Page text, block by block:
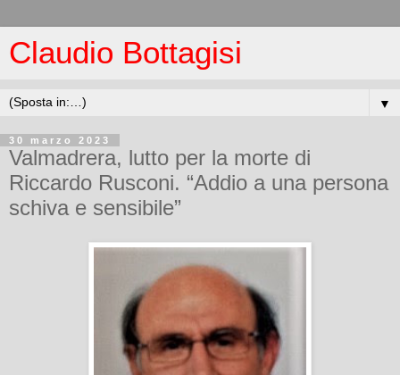
Claudio Bottagisi
▼
30 marzo 2023
Valmadrera, lutto per la morte di
Riccardo Rusconi. “Addio a una persona
schiva e sensibile”